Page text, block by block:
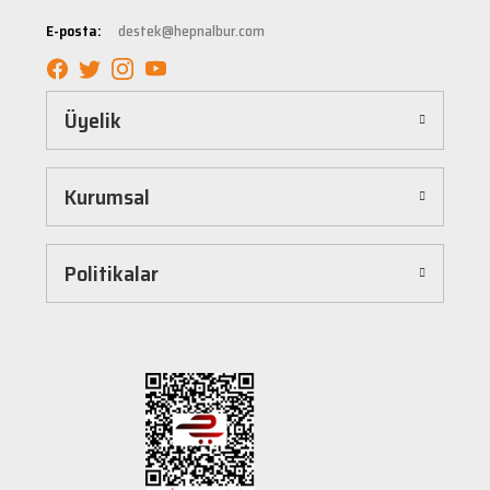
sağlayacak şekilde tasarlanmıştır. Böylece uzun vadeli kullanım ve yüksek performans
Kolay ve Hızlı Alışveriş Deneyimi
Hepnalbur.com, kullanıcı dostu arayüzü sayesinde alışverişi keyifli bir deneyime
dönüştürür. Ürünleri kategorilere göre sıralayabilir, arama kutusunu kullanarak
istediğiniz ürünü anında bulabilirsiniz. Ayrıca ürün sayfalarımızda detaylı açıklamalar ve
ürün özellikleri yer alır, böylece tercih etmek istediğiniz ürün hakkında tüm bilgilere
hızlıca siparişinizi tamamlayabilirsiniz.
Hızlı Kargo ve Güvenilir Teslimat
Hepnalbur.com olarak müşterilerimize en hızlı şekilde ürünlerini ulaştırmak için özenle
Müşteri Destek Hattı ile İletişim
Herhangi bir soru, öneri veya şikayetiniz için müşteri destek ekibimiz her zaman
hizmetinizdedir. İletişim sayfamız üzerinden bize ulaşabilir veya canlı destek
hattımızdan anında yardım alabilirsiniz. Siz değerli müşterilerimizin memnuniyeti, en
E-posta: destek@hepnalbur.com
Üyelik
Kurumsal
Politikalar